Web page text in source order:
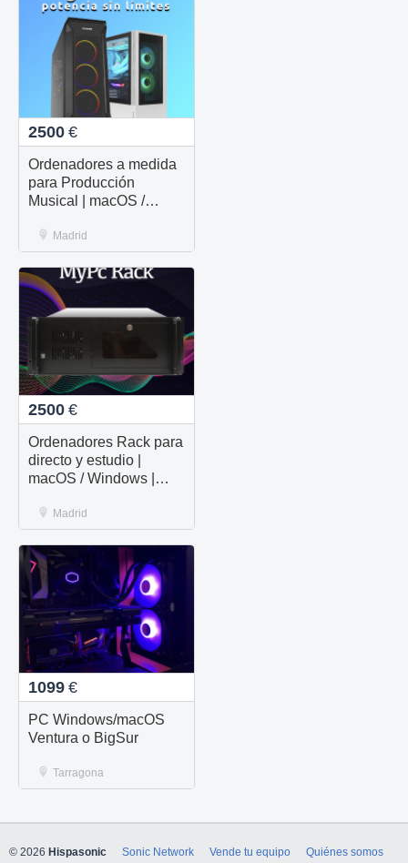
2500 €
Ordenadores a medida
para Producción
Musical | macOS /
Madrid
2500 €
Ordenadores Rack para
directo y estudio |
macOS / Windows |
Madrid
1099 €
PC Windows/macOS
Ventura o BigSur
Tarragona
© 2026 Hispasonic Sonic Network Vende tu equipo Quiénes somos